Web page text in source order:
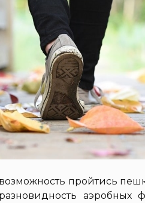
пройтись
аэробных